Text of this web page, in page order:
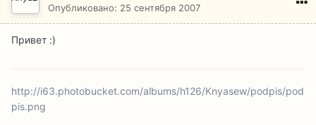
Опубликовано: 25 сентября 2007
Привет :)
http://i63.photobucket.com/albums/h126/Knyasew/podpis/pod
pis.png